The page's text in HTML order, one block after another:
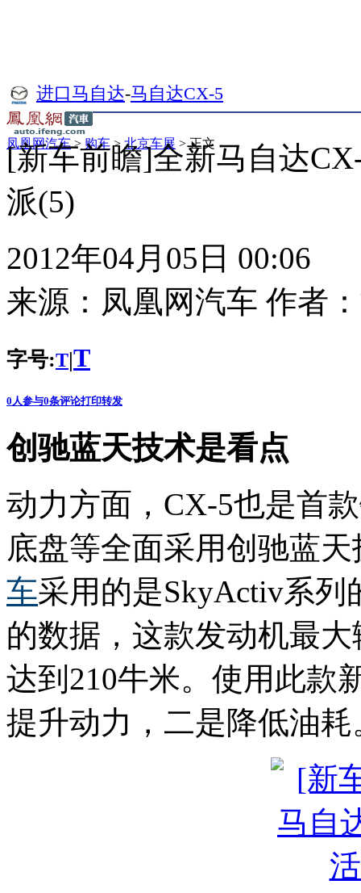
进口马自达-马自达CX-5
凤凰网汽车> 购车> 北京车展 > 正文
[新车前瞻]全新马自达
派(5)
2012年04月05日 00:06
来源： 凤凰网汽车 作者：
字号:T|T
0 人参与0条评论打印转发
创驰蓝天技术是看点
动力方面，CX-5也是首
底盘等全面采用创驰蓝
车采用的是SkyActiv系列
的数据，这款发动机最
达到210牛米。使用此款
提升动力，二是降低油耗